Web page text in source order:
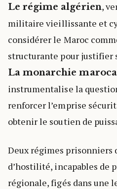
Le régime algérien,
militaire vieillissante et
considérer le Maroc
structurante pour justifier
La monarchie
instrumentalise la
renforcer l’emprise
obtenir le soutien de
Deux régimes prisonniers
d’hostilité, incapables de
régionale, figés dans une